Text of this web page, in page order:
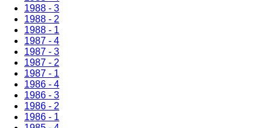
1988 - 3
1988 - 2
1988 - 1
1987 - 4
1987 - 3
1987 - 2
1987 - 1
1986 - 4
1986 - 3
1986 - 2
1986 - 1